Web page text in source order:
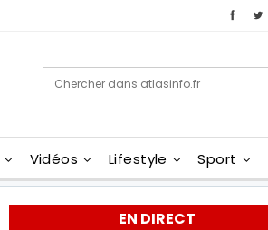
Vidéos Lifestyle Sport
EN DIRECT